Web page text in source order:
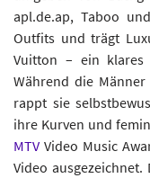
apl.de.ap, Taboo
Outfits und trägt
Vuitton – ein klares
Während die
rappt sie
ihre Kurven und
MTV Video Music
Video